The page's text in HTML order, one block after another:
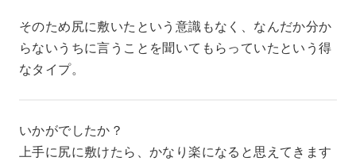
そのため尻に敷いたという意識もなく、なんだか分か
らないうちに言うことを聞いてもらっていたという得
なタイプ。
いかがでしたか？
上手に尻に敷けたら、かなり楽になると思えてきます